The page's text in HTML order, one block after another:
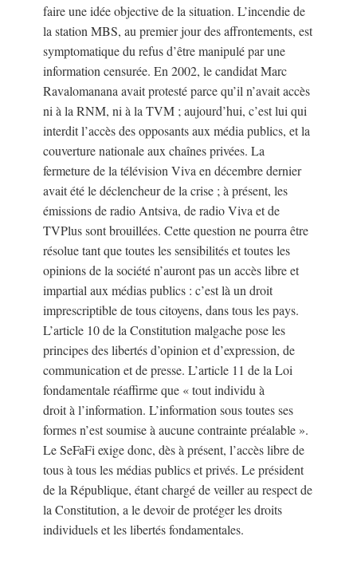
faire une idée objective de la situation. L’incendie de
la station MBS, au premier jour des affrontements, est
symptomatique du refus d’être manipulé par une
information censurée. En 2002, le candidat Marc
Ravalomanana avait protesté parce qu’il n’avait accès
ni à la RNM, ni à la TVM ; aujourd’hui, c’est lui qui
interdit l’accès des opposants aux média publics, et la
couverture nationale aux chaînes privées. La
fermeture de la télévision Viva en décembre dernier
avait été le déclencheur de la crise ; à présent, les
émissions de radio Antsiva, de radio Viva et de
TVPlus sont brouillées. Cette question ne pourra être
résolue tant que toutes les sensibilités et toutes les
opinions de la société n’auront pas un accès libre et
impartial aux médias publics : c’est là un droit
imprescriptible de tous citoyens, dans tous les pays.
L’article 10 de la Constitution malgache pose les
principes des libertés d’opinion et d’expression, de
communication et de presse. L’article 11 de la Loi
fondamentale réaffirme que « tout individu à
droit à l’information. L’information sous toutes ses
formes n’est soumise à aucune contrainte préalable ».
Le SeFaFi exige donc, dès à présent, l’accès libre de
tous à tous les médias publics et privés. Le président
de la République, étant chargé de veiller au respect de
la Constitution, a le devoir de protéger les droits
individuels et les libertés fondamentales.